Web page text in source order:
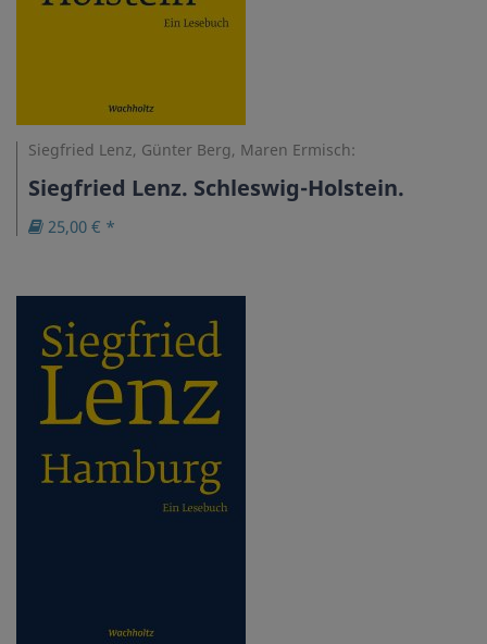
Siegfried Lenz, Günter Berg, Maren Ermisch:
Siegfried Lenz. Schleswig-Holstein.
25,00 € *